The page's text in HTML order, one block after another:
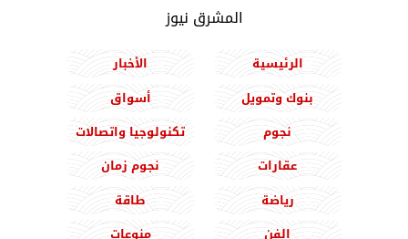
المشرق نيوز
الرئيسية
الأخبار
بنوك وتمويل
أسواق
نجوم
تكنولوجيا واتصالات
عقارات
نجوم زمان
رياضة
طاقة
الفن
منوعات